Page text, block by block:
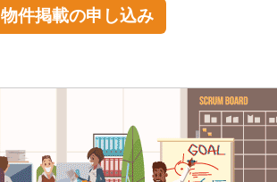
物件掲載の申し込み